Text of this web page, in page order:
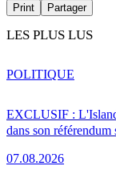
Print Partager
LES PLUS LUS
EXCLUSIF :
dans son référendum
07.08.2026
POLITIQUE